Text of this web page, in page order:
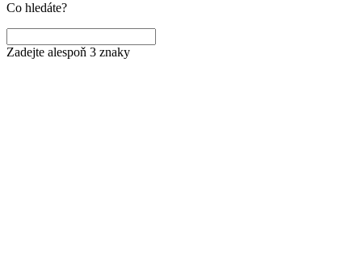
Co hledáte?
Zadejte alespoň 3 znaky